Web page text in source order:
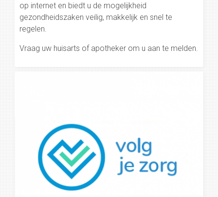
op internet en biedt u de mogelijkheid
gezondheidszaken veilig, makkelijk en snel te
regelen.
Vraag uw huisarts of apotheker om u aan te melden.